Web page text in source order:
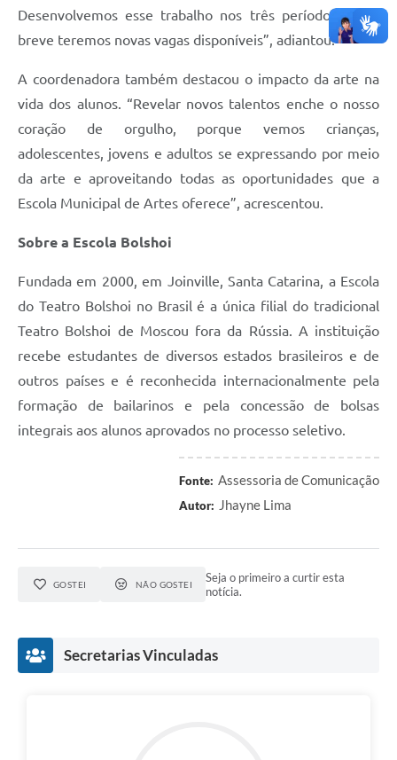
Desenvolvemos esse trabalho nos três períodos e em
breve teremos novas vagas disponíveis”, adiantou.
A coordenadora também destacou o impacto da arte na
vida dos alunos. “Revelar novos talentos enche o nosso
coração de orgulho, porque vemos crianças,
adolescentes, jovens e adultos se expressando por meio
da arte e aproveitando todas as oportunidades que a
Escola Municipal de Artes oferece”, acrescentou.
Sobre a Escola Bolshoi
Fundada em 2000, em Joinville, Santa Catarina, a Escola
do Teatro Bolshoi no Brasil é a única filial do tradicional
Teatro Bolshoi de Moscou fora da Rússia. A instituição
recebe estudantes de diversos estados brasileiros e de
outros países e é reconhecida internacionalmente pela
formação de bailarinos e pela concessão de bolsas
integrais aos alunos aprovados no processo seletivo.
Fonte: Assessoria de Comunicação
Autor: Jhayne Lima
GOSTEI NÃO GOSTEI
Seja o primeiro a curtir esta
notícia.
Secretarias Vinculadas